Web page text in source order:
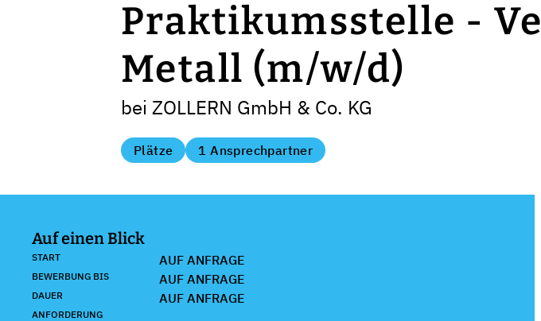
Praktikumsstelle -
Metall (m/w/d)
bei ZOLLERN GmbH & Co. KG
Plätze 1 Ansprechpartner
Auf einen Blick
START AUF ANFRAGE
BEWERBUNG BIS AUF ANFRAGE
DAUER AUF ANFRAGE
ANFORDERUNG